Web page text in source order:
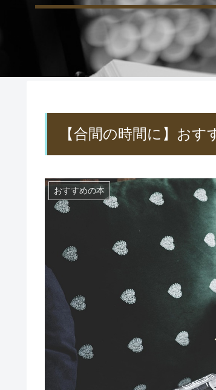
【合間の時間に】おす
おすすめの本